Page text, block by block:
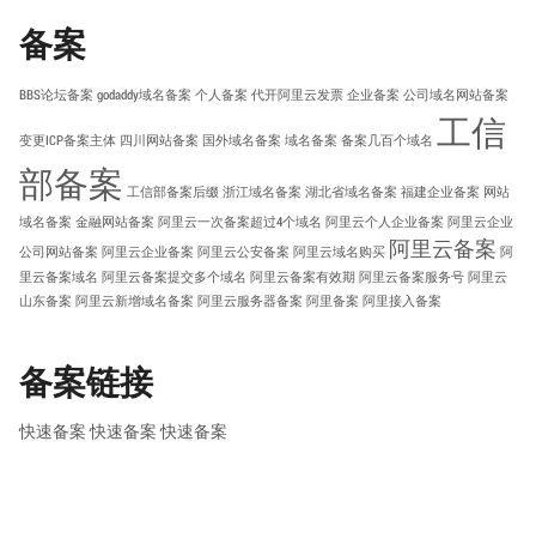
备案
BBS论坛备案 godaddy域名备案 个人备案 代开阿里云发票 企业备案 公司域名网站备案
变更ICP备案主体 四川网站备案 国外域名备案 域名备案 备案几百个域名 工信
部备案 工信部备案后缀 浙江域名备案 湖北省域名备案 福建企业备案 网站
域名备案 金融网站备案 阿里云一次备案超过4个域名 阿里云个人企业备案 阿里云企业
公司网站备案 阿里云企业备案 阿里云公安备案 阿里云域名购买 阿里云备案 阿
里云备案域名 阿里云备案提交多个域名 阿里云备案有效期 阿里云备案服务号 阿里云
山东备案 阿里云新增域名备案 阿里云服务器备案 阿里备案 阿里接入备案
备案链接
快速备案 快速备案 快速备案